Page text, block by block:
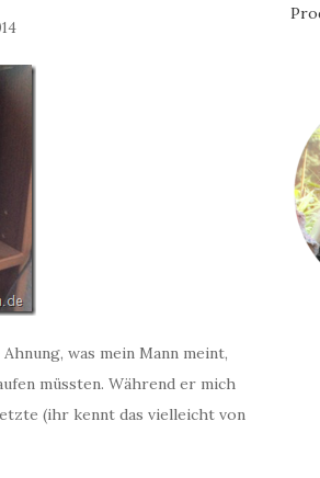
was mein Mann meint,
müssten. Während er mich
(ihr kennt das vielleicht von